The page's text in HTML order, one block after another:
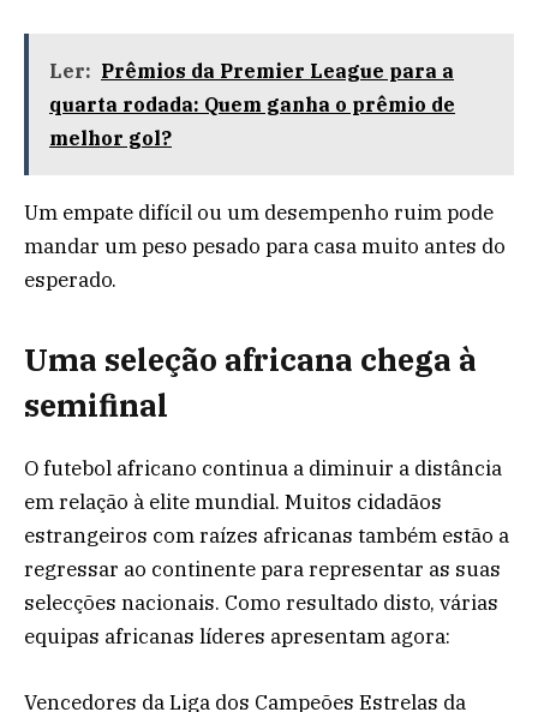
Ler: Prêmios da Premier League para a
quarta rodada: Quem ganha o prêmio de
melhor gol?
Um empate difícil ou um desempenho ruim pode
mandar um peso pesado para casa muito antes do
esperado.
Uma seleção africana chega à
semifinal
O futebol africano continua a diminuir a distância
em relação à elite mundial. Muitos cidadãos
estrangeiros com raízes africanas também estão a
regressar ao continente para representar as suas
selecções nacionais. Como resultado disto, várias
equipas africanas líderes apresentam agora:
Vencedores da Liga dos Campeões Estrelas da